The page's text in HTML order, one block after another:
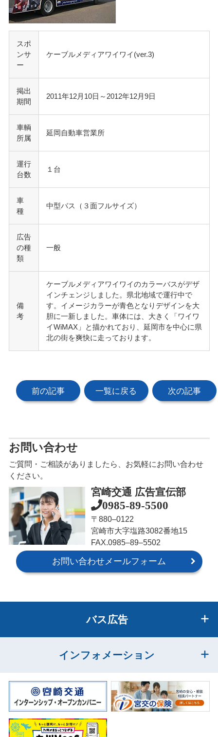
スポ
ンサ
ー
ケーブルメディアワイワイ(ver.3)
掲出
期間
2011年12月10日～2012年12月9日
車輌
所属
延岡自動車営業所
運行
台数
１台
車
種
中型バス（３面フルサイズ）
広告
の種
類
一般
備
考
ケーブルメディアワイワイのカラーバスがデザ
インチェンジしました。県北地域で運行中で
す。イメージカラーが青色となりデザインを大
胆に一新しました。車体には、大きく「ワイワ
イWiMAX」と描かれており、延岡市を中心に県
北の街を爽快に走っております。
前の記事 一覧に戻る 次の記事
お問い合わせ
ご質問・ご相談がありましたら、お気軽にお問い合わせ
ください。
宮崎交通 広告宣伝部
0985-89-5500
〒880‒0122
宮崎市大字塩路3082番地15
FAX.0985‒89‒5502
お問い合わせメールフォーム
バス広告
インフォメーション